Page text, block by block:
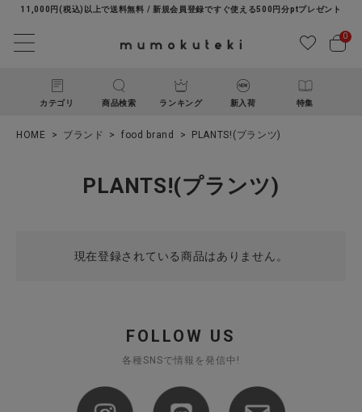
11,000円(税込)以上で送料無料 / 新規会員登録ですぐ使える500円分ptプレゼント
0
カテゴリ 商品検索 ランキング 新入荷 特集
ACCOUNT MENU
新規会員登録
HOME ブランド food brand PLANTS!(プランツ)
PLANTS!(プランツ)
現在登録されている商品はありません。
FOLLOW US
各種SNSで情報を発信中!